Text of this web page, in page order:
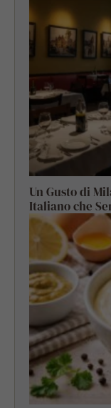
Un Gusto di
Italiano che